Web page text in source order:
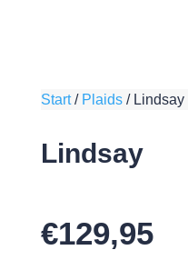
Start/ Plaids/ Lindsay
Lindsay
€129,95